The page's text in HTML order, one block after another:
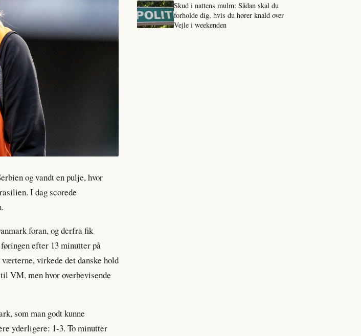
og vandt en pulje, hvor
I dag scorede
foran, og derfra fik
efter 13 minutter på
virkede det danske hold
VM, men hvor overbevisende
som man godt kunne
yderligere: 1-3. To minutter
Skud i nattens mulm: Sådan skal du
forholde dig, hvis du hører knald over
Vejle i weekenden